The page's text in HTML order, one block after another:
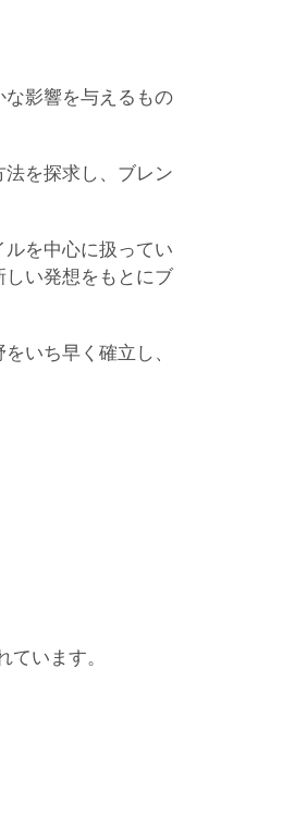
影響を与えるもの
を探求し、ブレン
を中心に扱ってい
い発想をもとにブ
いち早く確立し、
います。